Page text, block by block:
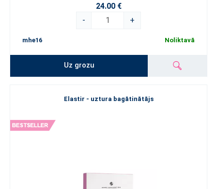
24.00 €
-
+
mhe16 Noliktavā
Uz grozu
Elastir - uztura bagātinātājs